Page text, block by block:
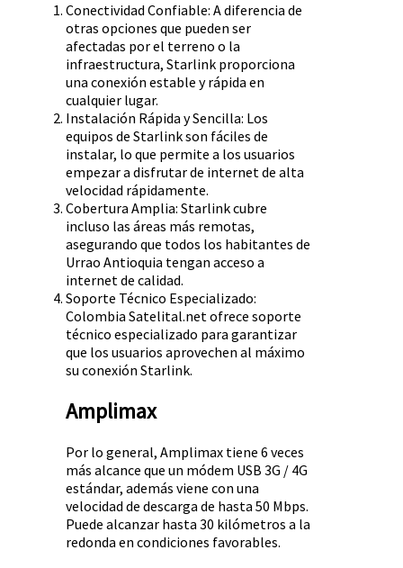
Conectividad Confiable: A diferencia de
otras opciones que pueden ser
afectadas por el terreno o la
infraestructura, Starlink proporciona
una conexión estable y rápida en
cualquier lugar.
Instalación Rápida y Sencilla: Los
equipos de Starlink son fáciles de
instalar, lo que permite a los usuarios
empezar a disfrutar de internet de alta
velocidad rápidamente.
Cobertura Amplia: Starlink cubre
incluso las áreas más remotas,
asegurando que todos los habitantes de
Urrao Antioquia tengan acceso a
internet de calidad.
Soporte Técnico Especializado:
Colombia Satelital.net ofrece soporte
técnico especializado para garantizar
que los usuarios aprovechen al máximo
su conexión Starlink.
Amplimax
Por lo general, Amplimax tiene 6 veces
más alcance que un módem USB 3G / 4G
estándar, además viene con una
velocidad de descarga de hasta 50 Mbps.
Puede alcanzar hasta 30 kilómetros a la
redonda en condiciones favorables.